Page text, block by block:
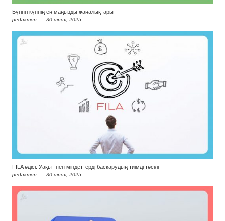
Бүгінгі күннің ең маңызды жаңалықтары
редактор 30 июня, 2025
FILA әдісі: Уақыт пен міндеттерді басқарудың тиімді тәсілі
редактор 30 июня, 2025